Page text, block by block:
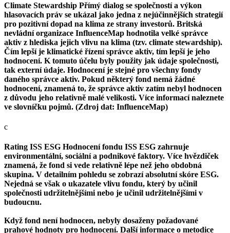
Climate Stewardship Přímý dialog se společností a výkon
hlasovacích práv se ukázal jako jedna z nejúčinnějších strategií
pro pozitivní dopad na klima ze strany investorů. Britská
nevládní organizace InfluenceMap hodnotila velké správce
aktiv z hlediska jejich vlivu na klima (tzv. climate stewardship).
Čím lepší je klimatické řízení správce aktiv, tím lepší je jeho
hodnocení. K tomuto účelu byly použity jak údaje společnosti,
tak externí údaje. Hodnocení je stejné pro všechny fondy
daného správce aktiv. Pokud některý fond nemá žádné
hodnocení, znamená to, že správce aktiv zatím nebyl hodnocen
z důvodu jeho relativně malé velikosti. Více informací naleznete
ve slovníčku pojmů. (Zdroj dat: InfluenceMap)
c
Rating ISS ESG Hodnocení fondu ISS ESG zahrnuje
environmentální, sociální a podnikové faktory. Více hvězdiček
znamená, že fond si vede relativně lépe než jeho obdobná
skupina. V detailním pohledu se zobrazí absolutní skóre ESG.
Nejedná se však o ukazatele vlivu fondu, který by učinil
společnosti udržitelnějšími nebo je učinil udržitelnějšími v
budoucnu.
Když fond není hodnocen, nebyly dosaženy požadované
prahové hodnoty pro hodnocení. Další informace o metodice